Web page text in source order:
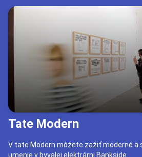
Tate Modern
V tate Modern môžete zažiť moderné a
umenie v byvalej elektrárni Bankside.